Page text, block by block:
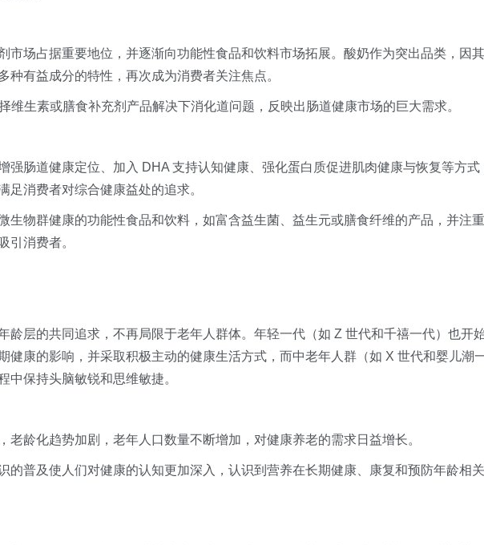
市场占据重要地位，并逐渐向功能性食品和饮料市场拓展。酸奶作为突出品类，因其
种有益成分的特性，再次成为消费者关注焦点。
维生素或膳食补充剂产品解决下消化道问题，反映出肠道健康市场的巨大需求。
强肠道健康定位、加入 DHA 支持认知健康、强化蛋白质促进肌肉健康与恢复等方式
足消费者对综合健康益处的追求。
生物群健康的功能性食品和饮料，如富含益生菌、益生元或膳食纤维的产品，并注重
引消费者。
龄层的共同追求，不再局限于老年人群体。年轻一代（如 Z 世代和千禧一代）也开
健康的影响，并采取积极主动的健康生活方式，而中老年人群（如 X 世代和婴儿潮
中保持头脑敏锐和思维敏捷。
老龄化趋势加剧，老年人口数量不断增加，对健康养老的需求日益增长。
的普及使人们对健康的认知更加深入，认识到营养在长期健康、康复和预防年龄相关